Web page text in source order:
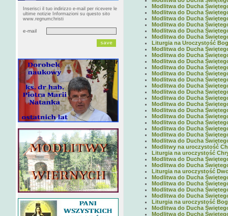
Inserisci il tuo indirizzo e-mail per ricevere le
ultime notizie Informazioni su questo sito
www.regnumchristi
e-mail
Modlitwa do Ducha
Modlitwa do Ducha
Modlitwa do Ducha
Modlitwa do Ducha
Modlitwa do Ducha
Modlitwa do Ducha
Liturgia na Uroczystość
Modlitwa do Ducha
Modlitwa do Ducha
Modlitwa do Ducha
Modlitwa do Ducha
Modlitwa do Ducha
Modlitwa do Ducha
Modlitwa do Ducha
Modlitwa do Ducha
Modlitwa do Ducha
Modlitwa do Ducha
Modlitwa do Ducha
Modlitwa do Ducha
Modlitwa do Ducha
Modlitwa do Ducha
Modlitwa do Ducha
Modlitwa do Ducha
Modlitwy na uroczystość
Liturgia na uroczystość
Modlitwa do Ducha
Modlitwa do Ducha
Liturgia na uroczystość
Modlitwa do Ducha
Modlitwa do Ducha
Modlitwa do Ducha
Modlitwa do Ducha
Liturgia na uroczystość
Modlitwa do Ducha
Modlitwa do Ducha